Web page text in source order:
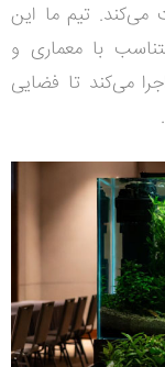
تیم ما این
با معماری و
می‌کند تا فضایی